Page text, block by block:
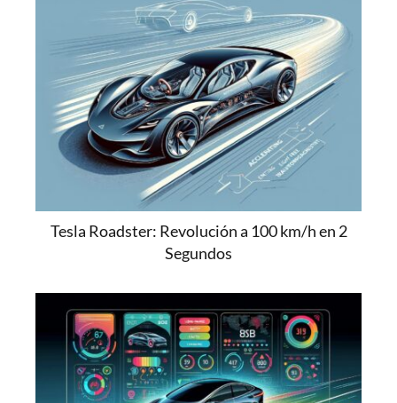
Tesla Roadster: Revolución a 100 km/h en 2
Segundos